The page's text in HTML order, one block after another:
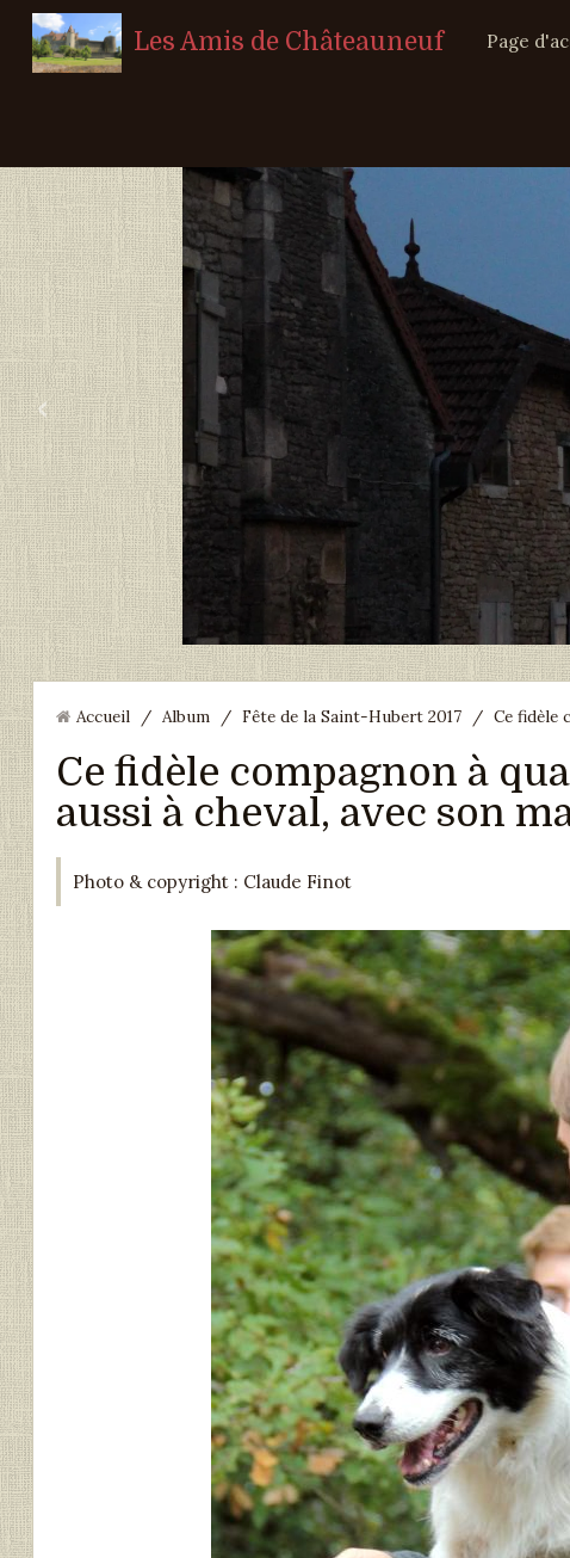
Les Amis de Châteauneuf Page
‹
Accueil / Album / Fête de la Saint-Hubert 2017 / Ce fidèle
Ce fidèle compagnon à
aussi à cheval, avec son
Photo & copyright : Claude Finot